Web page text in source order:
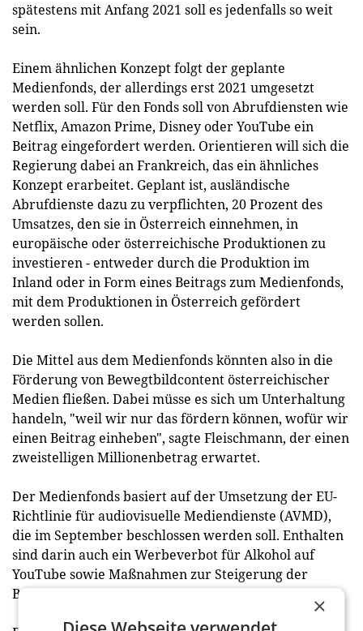
spätestens mit Anfang 2021 soll es jedenfalls so weit
sein.
Einem ähnlichen Konzept folgt der geplante
Medienfonds, der allerdings erst 2021 umgesetzt
werden soll. Für den Fonds soll von Abrufdiensten wie
Netflix, Amazon Prime, Disney oder YouTube ein
Beitrag eingefordert werden. Orientieren will sich die
Regierung dabei an Frankreich, das ein ähnliches
Konzept erarbeitet. Geplant ist, ausländische
Abrufdienste dazu zu verpflichten, 20 Prozent des
Umsatzes, den sie in Österreich einnehmen, in
europäische oder österreichische Produktionen zu
investieren - entweder durch die Produktion im
Inland oder in Form eines Beitrags zum Medienfonds,
mit dem Produktionen in Österreich gefördert
werden sollen.
Die Mittel aus dem Medienfonds könnten also in die
Förderung von Bewegtbildcontent österreichischer
Medienfließen. Dabei müsse es sich um Unterhaltung
handeln, "weil wir nur das fördern können, wofür wir
einen Beitrag einheben", sagte Fleischmann, der einen
zweistelligen Millionenbetrag erwartet.
Der Medienfonds basiert auf der Umsetzung der EU-
Richtlinie für audiovisuelle Mediendienste (AVMD),
die im September beschlossen werden soll. Enthalten
sind darin auch ein Werbeverbot für Alkohol auf
YouTube sowie Maßnahmen zur Steigerung der
Barrierefreiheit.
×